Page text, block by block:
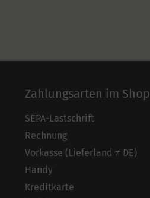
Zahlungsarten im Shop
SEPA-Lastschrift
Rechnung
Vorkasse (Lieferland ≠ DE)
Handy
Kreditkarte